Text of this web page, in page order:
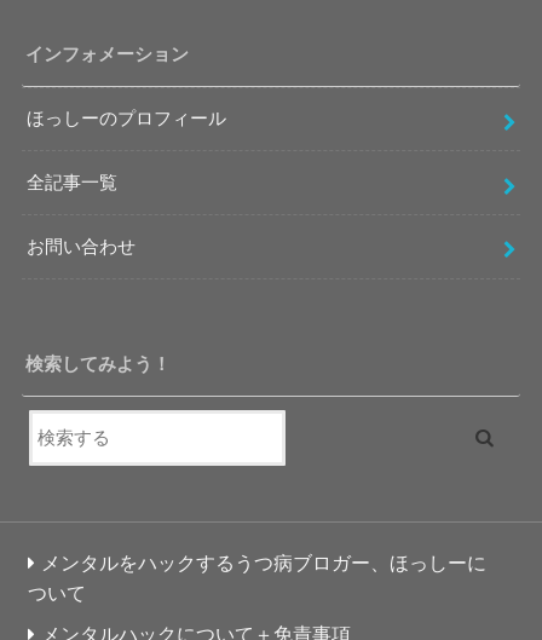
インフォメーション
ほっしーのプロフィール
全記事一覧
お問い合わせ
検索してみよう！
メンタルをハックするうつ病ブロガー、ほっしーに
ついて
メンタルハックについて＋免責事項